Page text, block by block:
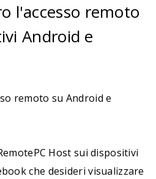
l'accesso remoto
Android e
remoto su Android e
Host sui dispositivi
che desideri visualizzare